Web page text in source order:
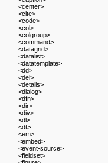
<center>
<cite>
<code>
<col>
<colgroup>
<command>
<datagrid>
<datalist>
<datatemplate>
<dd>
<del>
<details>
<dialog>
<dfn>
<dir>
<div>
<dl>
<dt>
<em>
<embed>
<event-source>
<fieldset>